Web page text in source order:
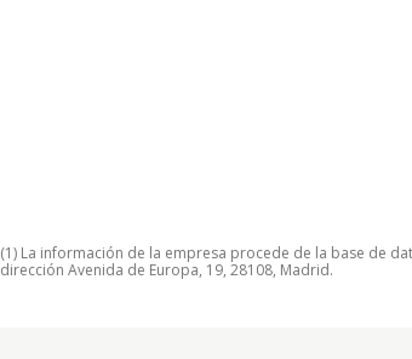
(1) La información de la empresa procede de la base de
dirección Avenida de Europa, 19, 28108, Madrid.